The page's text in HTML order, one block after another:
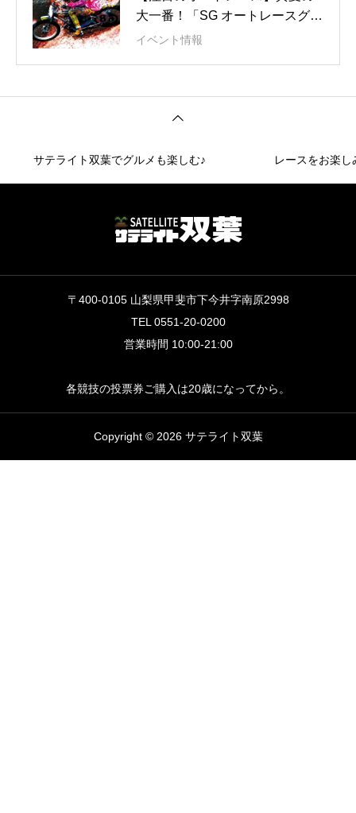
大一番！「SG オートレースグラ
ンプリ」
イベント情報
サテライト双葉でグルメも楽しむ♪ レースをお楽
〒400-0105 山梨県甲斐市下今井字南原2998
TEL 0551-20-0200
営業時間 10:00-21:00
各競技の投票券ご購入は20歳になってから。
Copyright © 2026 サテライト双葉